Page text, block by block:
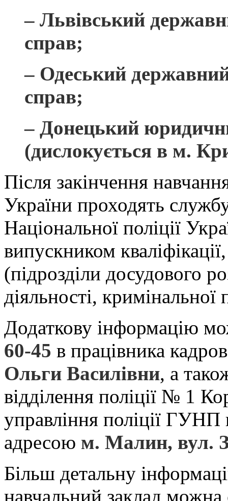
– Львівський
справ;
– Одеський
справ;
– Донецький
(дислокується в м.
Після закінчення
України проходять
Національної поліції
випускником кваліфікації,
(підрозділи досудового
діяльності, кримінальної
Додаткову інформацію
60-45 в працівника
Ольги Василівни, а
відділення поліції № 1
управління поліції ГУНП
адресою м. Малин, вул.
Більш детальну
навчальний заклад